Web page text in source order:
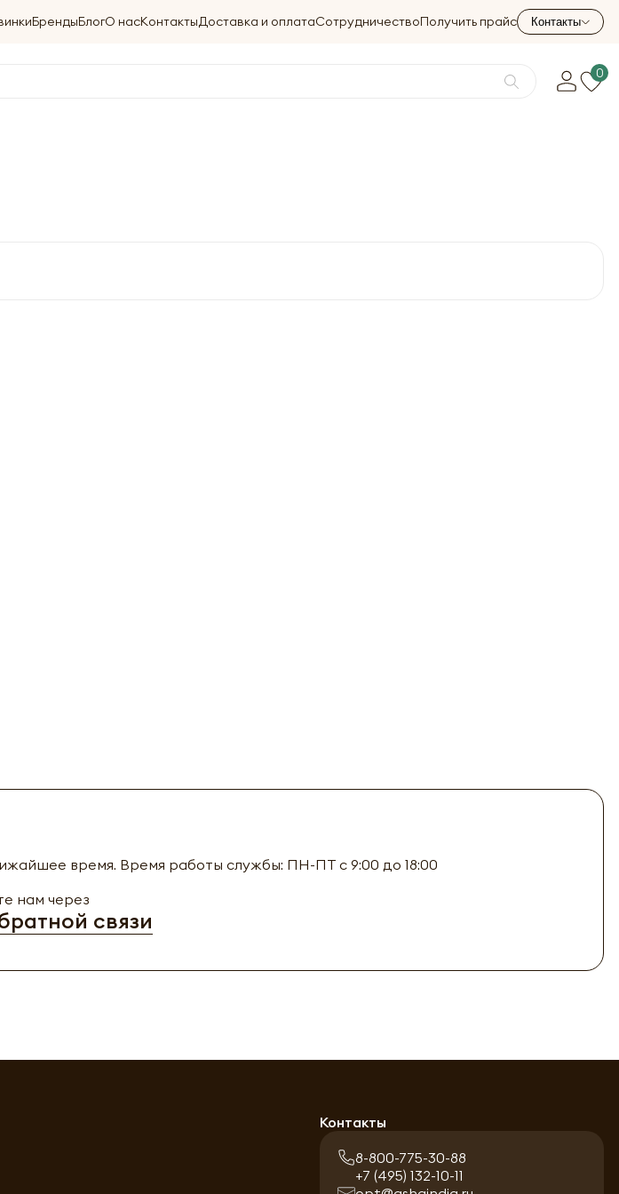
БрендыБлогО насКонтактыДоставка и оплатаСотрудничествоПолучить прайс Контакты
0
время. Время работы службы: ПН-ПТ с 9:00 до 18:00
нам через
связи
Контакты
8-800-775-30-88
+7 (495) 132-10-11